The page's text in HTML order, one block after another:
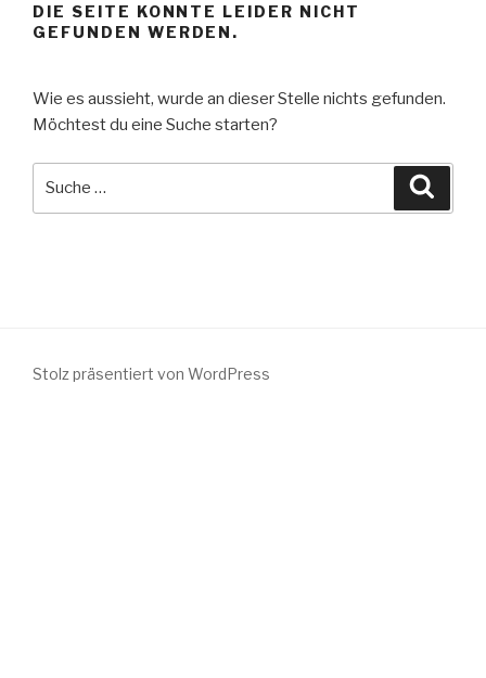
DIE SEITE KONNTE LEIDER NICHT
GEFUNDEN WERDEN.
Wie es aussieht, wurde an dieser Stelle nichts gefunden.
Möchtest du eine Suche starten?
Stolz präsentiert von WordPress